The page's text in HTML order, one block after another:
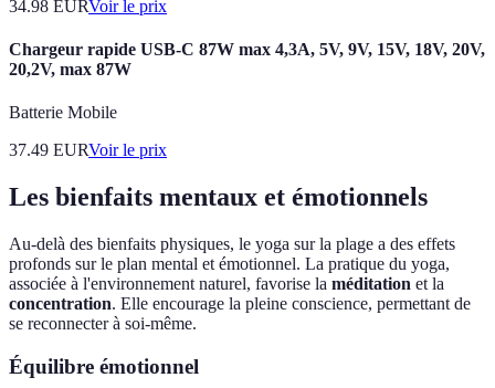
34.98 EURVoir le prix
Chargeur rapide USB-C 87W max 4,3A, 5V, 9V, 15V, 18V, 20V,
20,2V, max 87W
Batterie Mobile
37.49 EURVoir le prix
Les bienfaits mentaux et émotionnels
Au-delà des bienfaits physiques, le yoga sur la plage a des effets
profonds sur le plan mental et émotionnel. La pratique du yoga,
associée à l'environnement naturel, favorise la méditation et la
concentration. Elle encourage la pleine conscience, permettant de
se reconnecter à soi-même.
Équilibre émotionnel